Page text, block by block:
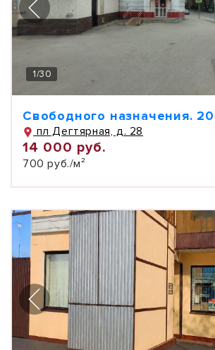
1/30
Свободного назначения.
пл Дегтярная, д. 28
14 000 руб.
700 руб./м²